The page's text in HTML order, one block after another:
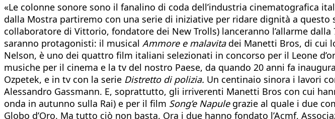
«Le colonne sonore sono il fanalino di coda dell’industria cinematografica
dalla Mostra partiremo con una serie di iniziative per ridare dignità a
collaboratore di Vittorio, fondatore dei New Trolls) lanceranno l’allarme
saranno protagonisti: il musical Ammore e malavitadei Manetti Bros, di cui
Nelson, è uno dei quattro film italiani selezionati in concorso per il Leone
musiche per il cinema e la tv del nostro Paese, da quando 20 anni fa
Ozpetek, e in tv con la serie Distretto di polizia. Un centinaio sinora i lavori
Alessandro Gassmann. E, soprattutto, gli irriverenti Manetti Bros con cui
onda in autunno sulla Rai) e per il film Song’e Napulegrazie al quale i due
Globo d’Oro. Ma tutto ciò non basta. Ora i due hanno fondato l’Acmf,